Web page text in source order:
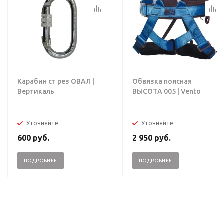
Карабин ст рез ОВАЛ |
Вертикаль
Уточняйте
600 руб.
ПОДРОБНЕЕ
Обвязка поясная
ВЫСОТА 005 | Vento
Уточняйте
2 950 руб.
ПОДРОБНЕЕ